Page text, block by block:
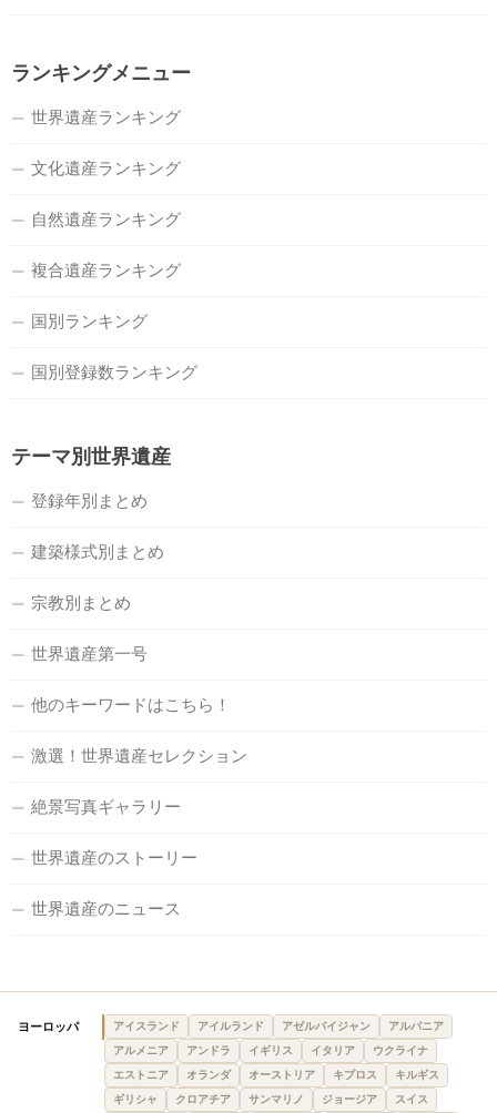
ランキングメニュー
世界遺産ランキング
文化遺産ランキング
自然遺産ランキング
複合遺産ランキング
国別ランキング
国別登録数ランキング
テーマ別世界遺産
登録年別まとめ
建築様式別まとめ
宗教別まとめ
世界遺産第一号
他のキーワードはこちら！
激選！世界遺産セレクション
絶景写真ギャラリー
世界遺産のストーリー
世界遺産のニュース
ヨーロッパ アイスランド アイルランド アゼルバイジャン
アルバニア
アルメニア
アンドラ イギリス イタリア
ウクライナ
エストニア
オランダ オーストリア キプロス
キルギス
ギリシャ
クロアチア サンマリノ ジョージア
スイス